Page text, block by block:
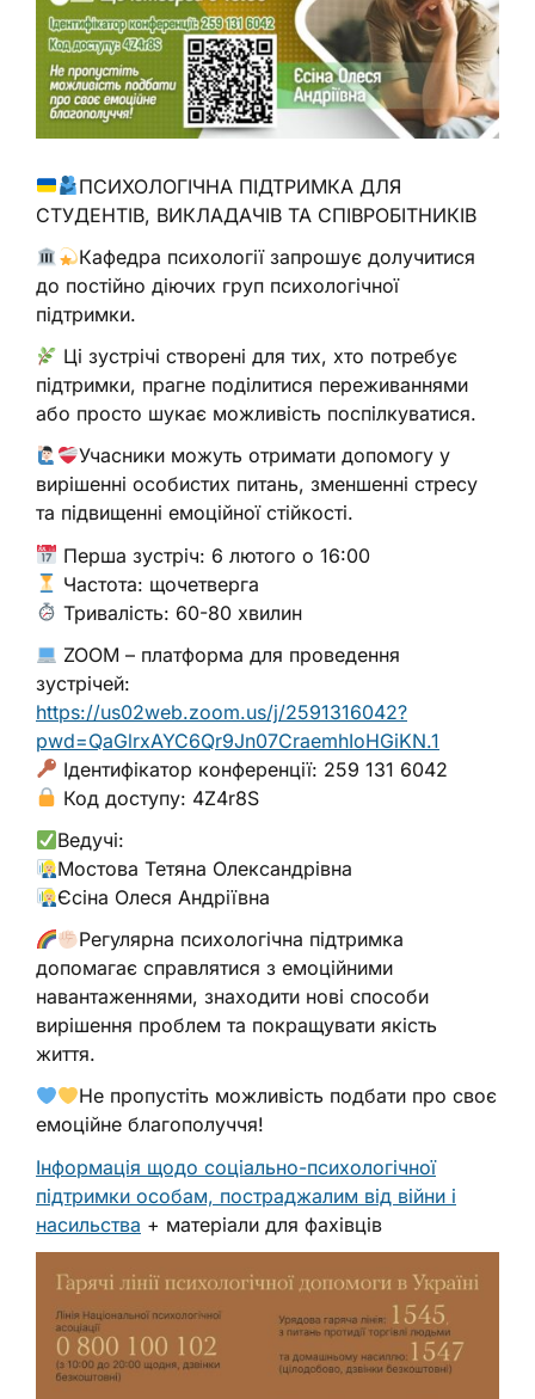
ПСИХОЛОГІЧНА ПІДТРИМКА ДЛЯ
СТУДЕНТІВ, ВИКЛАДАЧІВ ТА СПІВРОБІТНИКІВ
Кафедра психології запрошує долучитися
до постійно діючих груп психологічної
підтримки.
Ці зустрічі створені для тих, хто потребує
підтримки, прагне поділитися переживаннями
або просто шукає можливість поспілкуватися.
Учасники можуть отримати допомогу у
вирішенні особистих питань, зменшенні стресу
та підвищенні емоційної стійкості.
Перша зустріч: 6 лютого о 16:00
Частота: щочетверга
Тривалість: 60-80 хвилин
ZOOM – платформа для проведення
зустрічей:
https://us02web.zoom.us/j/2591316042?
pwd=QaGlrxAYC6Qr9Jn07CraemhIoHGiKN.1
Ідентифікатор конференції: 259 131 6042
Код доступу: 4Z4r8S
Ведучі:
Мостова Тетяна Олександрівна
Єсіна Олеся Андріївна
Регулярна психологічна підтримка
допомагає справлятися з емоційними
навантаженнями, знаходити нові способи
вирішення проблем та покращувати якість
життя.
Не пропустіть можливість подбати про своє
емоційне благополуччя!
Інформація щодо соціально-психологічної
підтримки особам, постраджалим від війни і
насильства + матеріали для фахівців